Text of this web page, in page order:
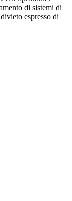
di sistemi di
espresso di